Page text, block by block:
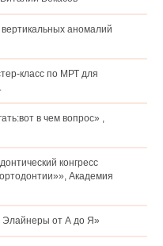
аномалий
класс по МРТ для
в чем вопрос» ,
конгресс
Академия
Элайнеры от А до Я»